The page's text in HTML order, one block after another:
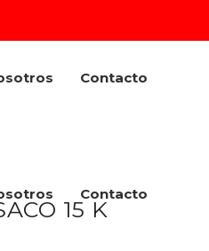
Contacto
Contacto
15 K